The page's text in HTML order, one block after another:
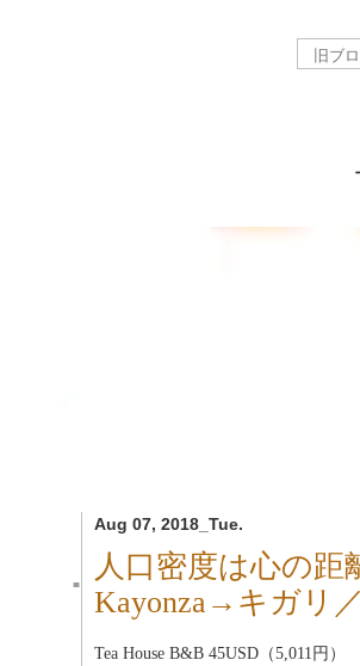
Aug 07, 2018_Tue.
■
人口密度は心の距
Kayonza→キガリ
Tea House B&B 45USD（5,011円）